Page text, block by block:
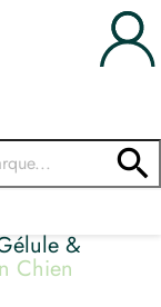

&
Chien